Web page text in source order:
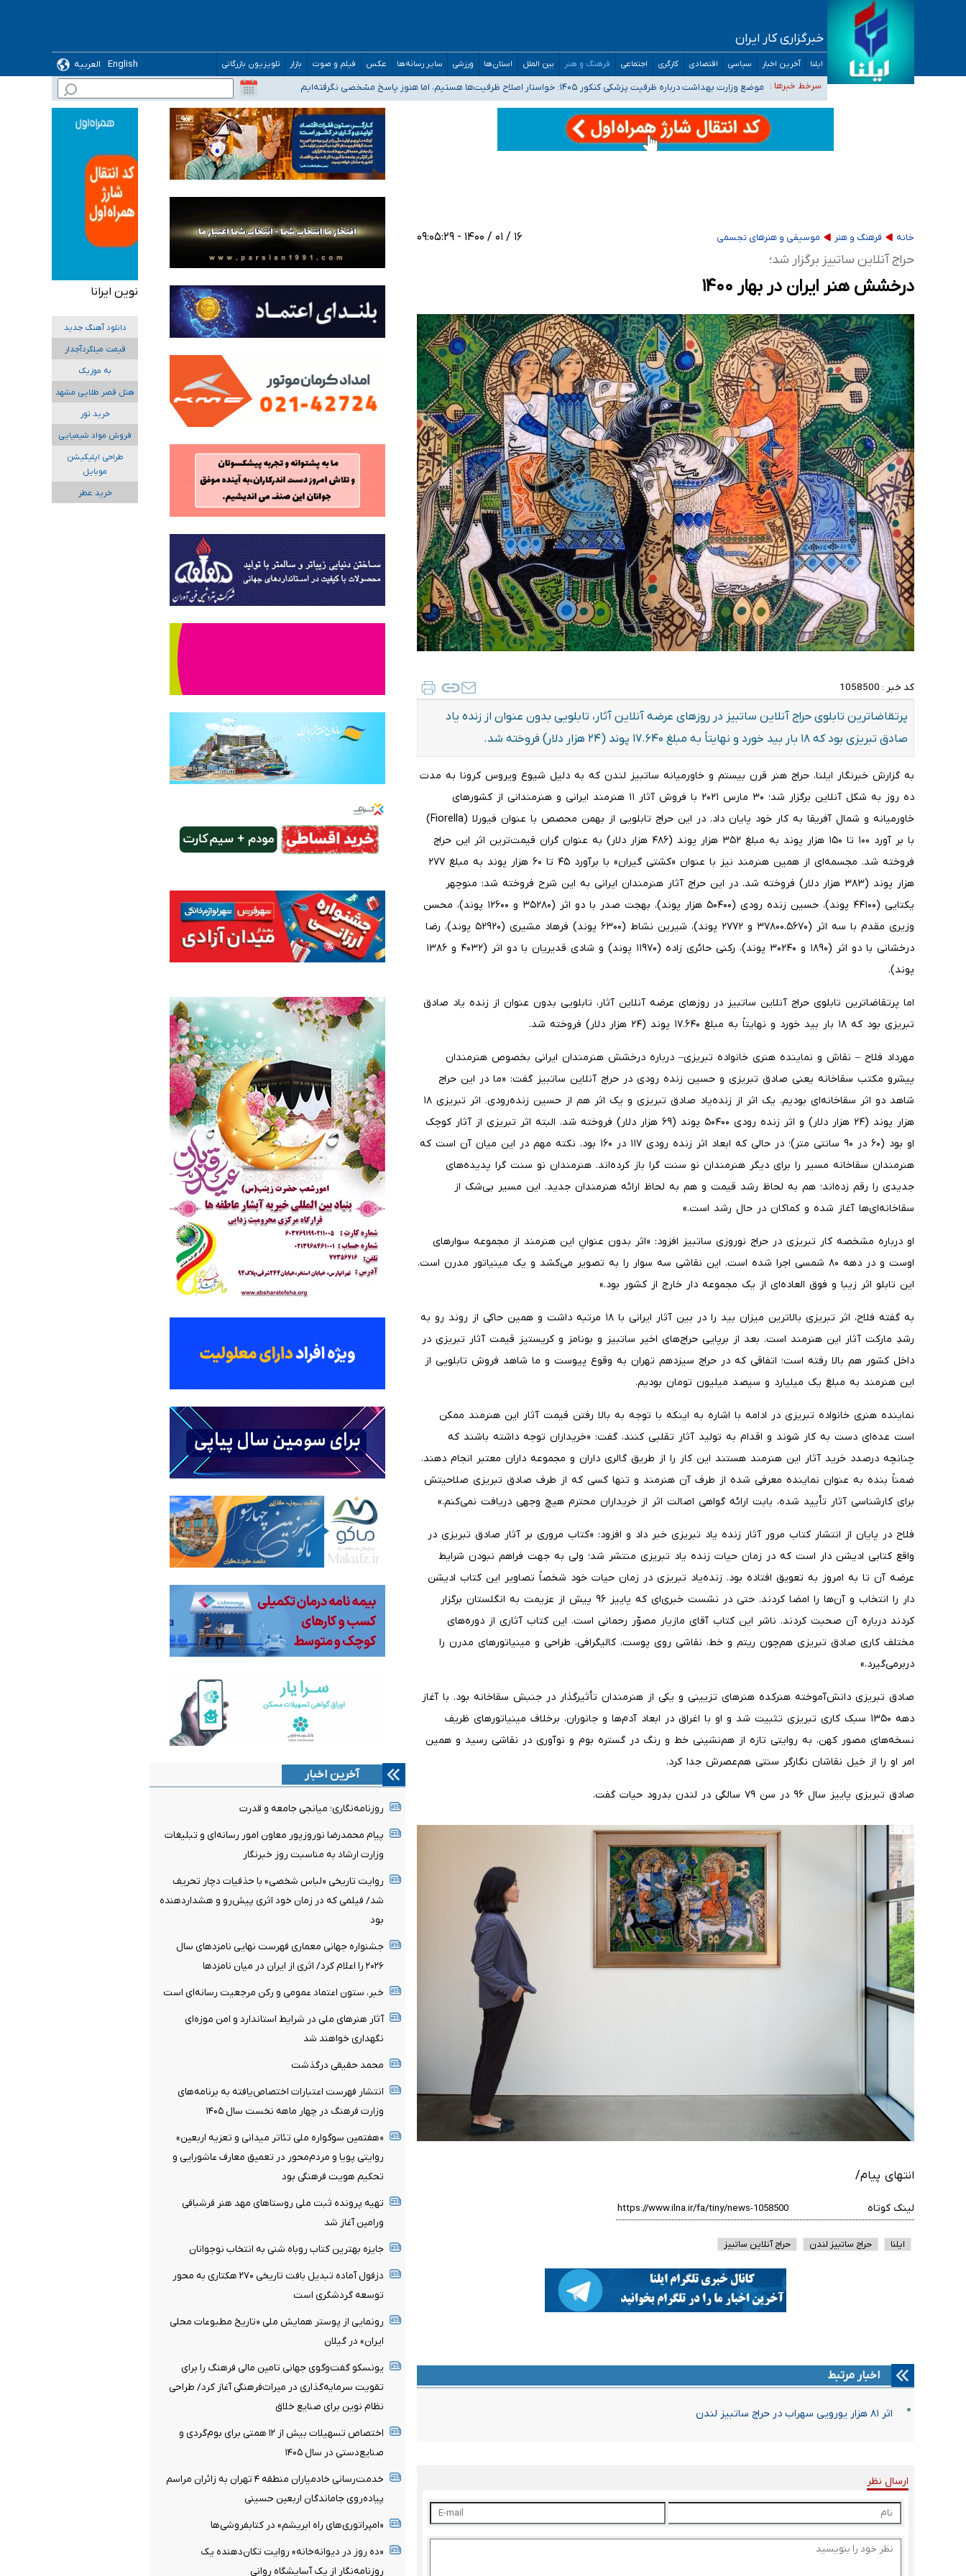
خبرگزاری کار ایران
ایلنا آخرین اخبار سیاسی اقتصادی کارگری اجتماعی فرهنگ و هنر بین الملل استان‌ها ورزشی سایر رسانه‌ها عکس فیلم و صوت بازار تلویزیون بازرگانی English
العربیه
سرخط خبرها :
۴۰ تا ۵۰ روز گرمای نسبی در پیش داریم/ دمای تهران به ۳۸ درجه می‌رسد
موضع وزارت بهداشت درباره ظرفیت پزشکی کنکور ۱۴۰۵: خواستار اصلاح ظرفیت‌ها هستیم، اما هنوز پاسخ مشخصی نگرفته‌ایم
تعویق آزمون ورودی دکترای تخصصی فرماندهی صحنه عملیات و دکترای تخصصی جغرافیای نظامی دافوس آجا
خبرنگاران راویان حقیقت با دغدغه نان، مسکن و بیمه
آخرین وضعیت شیوع عفونت‌های تنفسی در کشور/ خوزستان و کرمان بالاتر از آستانه هشدار
خانه فرهنگ و هنر موسیقی و هنرهای تجسمی ۱۶ / ۰۱ / ۱۴۰۰ - ۰۹:۰۵:۲۹
حراج آنلاین ساتبیز برگزار شد؛
درخشش هنر ایران در بهار ۱۴۰۰
کد خبر : 1058500
پرتقاضا‌ترین تابلوی حراج آنلاین ساتبیز در روزهای عرضه آنلاین آثار، تابلویی بدون عنوان از زنده یاد
صادق تبریزی بود که ۱۸ بار بید خورد و نهایتاً به مبلغ ۱۷.۶۴۰ پوند (۲۴ هزار دلار) فروخته شد.
به گزارش خبرنگار ایلنا، حراج هنر قرن بیستم و خاورمیانه ساتبیز لندن که به دلیل شیوع ویروس کرونا به مدت
ده روز به شکل آنلاین برگزار شد؛ ۳۰ مارس ۲۰۲۱ با فروش آثار ۱۱ هنرمند ایرانی و هنرمندانی از کشورهای
خاورمیانه و شمال آفریقا به کار خود پایان داد. در این حراج تابلویی از بهمن محصص با عنوان فیورلا (Fiorella)
با بر آورد ۱۰۰ تا ۱۵۰ هزار پوند به مبلغ ۳۵۲ هزار پوند (۴۸۶ هزار دلار) به عنوان گران قیمت‌ترین اثر این حراج
فروخته شد. مجسمه‌ای از همین هنرمند نیز با عنوان «کشتی گیران» با برآورد ۴۵ تا ۶۰ هزار پوند به مبلغ ۲۷۷
هزار پوند (۳۸۳ هزار دلار) فروخته شد. در این حراج آثار هنرمندان ایرانی به این شرح فروخته شد: منوچهر
یکتایی (۴۴۱۰۰ پوند)، حسین زنده رودی (۵۰۴۰۰ هزار پوند)، بهجت صدر با دو اثر (۳۵۲۸۰ و ۱۲۶۰۰ پوند)، محسن
وزیری مقدم با سه اثر (۳۷۸۰۰.۵۶۷۰ و ۲۷۷۲ پوند)، شیرین نشاط (۶۳۰۰ پوند) فرهاد مشیری (۵۲۹۲۰ پوند)، رضا
درخشانی با دو اثر (۱۸۹۰ و ۳۰۲۴۰ پوند)، رکنی حائری زاده (۱۱۹۷۰ پوند) و شادی قدیریان با دو اثر (۴۰۳۲ و ۱۳۸۶
پوند).
اما پرتقاضا‌ترین تابلوی حراج آنلاین ساتبیز در روزهای عرضه آنلاین آثار، تابلویی بدون عنوان از زنده یاد صادق
تبریزی بود که ۱۸ بار بید خورد و نهایتاً به مبلغ ۱۷.۶۴۰ پوند (۲۴ هزار دلار) فروخته شد.
مهرداد فلاح – نقاش و نماینده هنری خانواده تبریزی– درباره درخشش هنرمندان ایرانی بخصوص هنرمندان
پیشرو مکتب سقاخانه یعنی صادق تبریزی و حسین زنده رودی در حراج آنلاین ساتبیز گفت: «ما در این حراج
شاهد دو اثر سقاخانه‌ای بودیم. یک اثر از زنده‌یاد صادق تبریزی و یک اثر هم از حسین زنده‌رودی. اثر تبریزی ۱۸
هزار پوند (۲۴ هزار دلار) و اثر زنده رودی ۵۰۴۰۰ پوند (۶۹ هزار دلار) فروخته شد. البته اثر تبریزی از آثار کوچک
او بود (۶۰ در ۹۰ سانتی متر)؛ در حالی که ابعاد اثر زنده رودی ۱۱۷ در ۱۶۰ بود. نکته مهم در این میان آن است که
هنرمندان سقاخانه مسیر را برای دیگر هنرمندان نو سنت گرا باز کرده‌اند. هنرمندان نو سنت گرا پدیده‌های
جدیدی را رقم زده‌اند؛ هم به لحاظ رشد قیمت و هم به لحاظ ارائه هنرمندان جدید. این مسیر بی‌شک از
سقاخانه‌ای‌ها آغاز شده و کماکان در حال رشد است.»
او درباره مشخصه کار تبریزی در حراج نوروزی ساتبیز افزود: «اثر بدون عنوانِ این هنرمند از مجموعه سوارهای
اوست و در دهه ۸۰ شمسی اجرا شده است. این نقاشی سه سوار را به تصویر می‌کشد و یک مینیاتور مدرن است.
این تابلو اثر زیبا و فوق العاده‌ای از یک مجموعه دار خارج از کشور بود.»
به گفته فلاح، اثر تبریزی بالاترین میزان بید را در بین آثار ایرانی با ۱۸ مرتبه داشت و همین حاکی از روند رو به
رشدِ مارکت آثار این هنرمند است. بعد از برپایی حراج‌های اخیر ساتبیز و بونامز و کریستیز قیمت آثار تبریزی در
داخل کشور هم بالا رفته است؛ اتفاقی که در حراج سیزدهم تهران به وقوع پیوست و ما شاهد فروش تابلویی از
این هنرمند به مبلغ یک میلیارد و سیصد میلیون تومان بودیم.
نماینده هنری خانواده تبریزی در ادامه با اشاره به اینکه با توجه به بالا رفتن قیمت آثار این هنرمند ممکن
است عده‌ای دست به کار شوند و اقدام به تولید آثار تقلبی کنند، گفت: «خریداران توجه داشته باشند که
چنانچه درصدد خرید آثار این هنرمند هستند این کار را از طریق گالری داران و مجموعه داران معتبر انجام دهند.
ضمناً بنده به عنوان نماینده معرفی شده از طرف آن هنرمند و تنها کسی که از طرف صادق تبریزی صلاحیتش
برای کارشناسی آثار تأیید شده، بابت ارائه گواهی اصالت اثر از خریداران محترم هیچ وجهی دریافت نمی‌کنم.»
فلاح در پایان از انتشار کتاب مرور آثار زنده یاد تبریزی خبر داد و افزود: «کتاب مروری بر آثار صادق تبریزی در
واقع کتابی ادیشن دار است که در زمان حیات زنده یاد تبریزی منتشر شد؛ ولی به جهت فراهم نبودن شرایط
عرضه آن تا به امروز به تعویق افتاده بود. زنده‌یاد تبریزی در زمان حیات خود شخصاً تصاویر این کتاب ادیشن
دار را انتخاب و آن‌ها را امضا کردند. حتی در نشست خبری‌ای که پاییز ۹۶ پیش از عزیمت به انگلستان برگزار
کردند درباره آن صحبت کردند. ناشر این کتاب آقای مازیار مصوّر رحمانی است. این کتاب آثاری از دوره‌های
مختلف کاری صادق تبریزی هم‌چون ریتم و خط، نقاشی روی پوست، کالیگرافی، طراحی و مینیاتورهای مدرن را
دربرمی‌گیرد.»
صادق تبریزی دانش‌آموخته هنرکده هنرهای تزیینی و یکی از هنرمندان تأثیرگذار در جنبش سقاخانه بود. با آغاز
دهه ۱۳۵۰ سبک کاری تبریزی تثبیت شد و او با اغراق در ابعاد آدم‌ها و جانوران، برخلاف مینیاتورهای ظریف
نسخه‌های مصور کهن، به روایتی تازه از هم‌نشینی خط و رنگ در گستره بوم و نوآوری در نقاشی رسید و همین
امر او را از خیل نقاشان نگارگر سنتی هم‌عصرش جدا کرد.
صادق تبریزی پاییز سال ۹۶ در سن ۷۹ سالگی در لندن بدرود حیات گفت.
انتهای پیام/
لینک کوتاه
ایلنا حراج ساتبیز لندن حراج آنلاین ساتبیز
اخبار مرتبط
اثر ۸۱ هزار یورویی سهراب در حراج ساتبیز لندن
ارسال نظر
آخرین اخبار
روزنامه‌نگاری؛ میانجی جامعه و قدرت
پیام محمدرضا نوروزپور معاون امور رسانه‌ای و تبلیغات
وزارت ارشاد به مناسبت روز خبرنگار
روایت تاریخی «لباس شخصی» با حذفیات دچار تحریف
شد/ فیلمی که در زمان خود اثری پیش‌رو و هشداردهنده
بود
جشنواره جهانی معماری فهرست نهایی نامزدهای سال
۲۰۲۶ را اعلام کرد/ اثری از ایران در میان نامزدها
خبر، ستون اعتماد عمومی و رکن مرجعیت رسانه‌ای است
آثار هنرهای ملی در شرایط استاندارد و امن موزه‌ای
نگهداری خواهند شد
محمد حقیقی درگذشت
انتشار فهرست اعتبارات اختصاص‌یافته به برنامه‌های
وزارت فرهنگ در چهار ماهه نخست سال ۱۴۰۵
«هفتمین سوگواره ملی تئاتر میدانی و تعزیه اربعین»
روایتی پویا و مردم‌محور در تعمیق معارف عاشورایی و
تحکیم هویت فرهنگی بود
تهیه پرونده ثبت ملی روستاهای مهد هنر فرشبافی
ورامین آغاز شد
جایزه بهترین کتاب روباه شنی به انتخاب نوجوانان
دزفول آماده تبدیل بافت تاریخی ۲۷۰ هکتاری به محور
توسعه گردشگری است
رونمایی از پوستر همایش ملی «تاریخ مطبوعات محلی
ایران» در گیلان
یونسکو گفت‌وگوی جهانی تامین مالی فرهنگ را برای
تقویت سرمایه‌گذاری در میراث‌فرهنگی آغاز کرد/ طراحی
نظام نوین برای صنایع خلاق
اختصاص تسهیلات بیش از ۱۲ همتی برای بوم‌گردی و
صنایع‌دستی در سال ۱۴۰۵
خدمت‌رسانی خادمیاران منطقه ۴ تهران به زائران مراسم
پیاده‌روی جاماندگان اربعین حسینی
«امپراتوری‌های راه ابریشم» در کتابفروشی‌ها
«ده روز در دیوانه‌خانه» روایت تکان‌دهنده یک
روزنامه‌نگار از یک آسایشگاه روانی
نوین ایرانا
دانلود آهنگ جدید
قیمت میلگردآجدار
به موزیک
هتل قصر طلایی مشهد
خرید تور
فروش مواد شیمیایی
طراحی اپلیکیشن
موبایل
خرید عطر